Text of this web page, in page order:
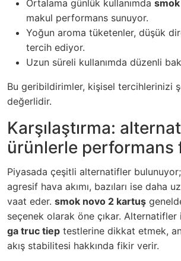
Ortalama günlük kullanımda
makul performans sunuyor.
Yoğun aroma tüketenler, düşük
tercih ediyor.
Uzun süreli kullanımda düzenli
Bu geribildirimler, kişisel tercihlerinizi
değerlidir.
Karşılaştırma:
ürünlerle performans
Piyasada çeşitli alternatifler bulunuyor;
agresif hava akımı, bazıları ise daha
vaat eder. smok novo 2 kartuş
seçenek olarak öne çıkar. Alternatifler
ga truc tiep testlerine dikkat etmek,
akış stabilitesi hakkında fikir verir.